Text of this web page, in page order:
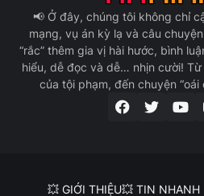
📢 Ở đây, chúng tôi không chỉ
mạng, vụ án kỳ lạ và câu
“rắc” thêm gia vị hài hước, bình
hiểu, dễ đọc và dễ… nhịn cười! Từ
của tội phạm, đến chuyện
💥 GIỚI THIỆU💥 TIN NHANH